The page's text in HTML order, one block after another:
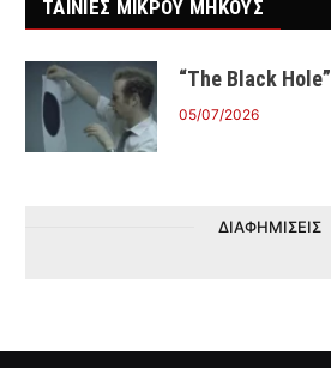
ΤΑΙΝΙΕΣ ΜΙΚΡΟΥ ΜΗΚΟΥΣ
“The Black Hole”
05/07/2026
ΔΙΑΦΗΜΙΣΕΙΣ